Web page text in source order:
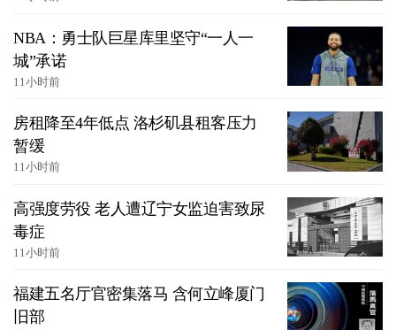
NBA：勇士队巨星库里坚守“一人一
城”承诺
11小时前
房租降至4年低点 洛杉矶县租客压力
暂缓
11小时前
高强度劳役 老人遭辽宁女监迫害致尿
毒症
11小时前
福建五名厅官密集落马 含何立峰厦门
旧部